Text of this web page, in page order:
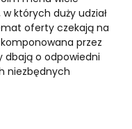
których duży udział
oferty czekają na
przez
dbają o odpowiedni
niezbędnych